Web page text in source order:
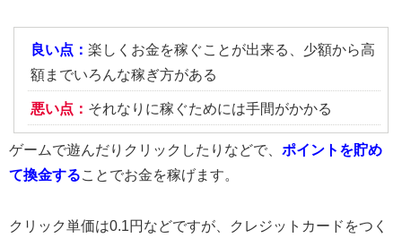
良い点： 楽しくお金を稼ぐことが出来る、少額から高
額までいろんな稼ぎ方がある
悪い点： それなりに稼ぐためには手間がかかる
ゲームで遊んだりクリックしたりなどで、 ポイントを貯め
て換金することでお金を稼げます。
クリック単価は0.1円などですが、クレジットカードをつく